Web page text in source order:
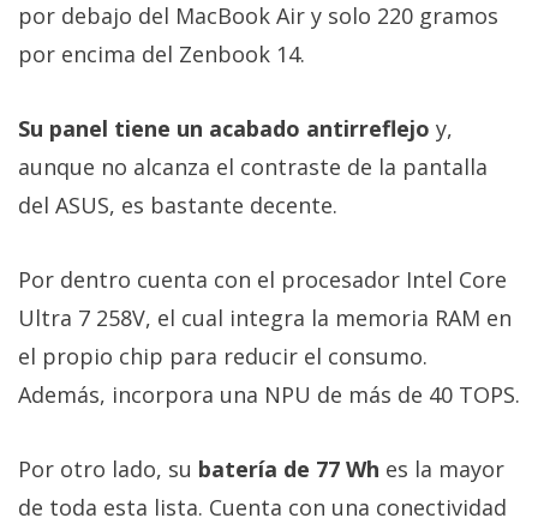
por debajo del MacBook Air y solo 220 gramos
por encima del Zenbook 14.
Su panel tiene un acabado antirreflejo y,
aunque no alcanza el contraste de la pantalla
del ASUS, es bastante decente.
Por dentro cuenta con el procesador Intel Core
Ultra 7 258V, el cual integra la memoria RAM en
el propio chip para reducir el consumo.
Además, incorpora una NPU de más de 40 TOPS.
Por otro lado, su batería de 77 Wh es la mayor
de toda esta lista. Cuenta con una conectividad